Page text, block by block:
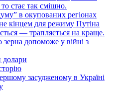
стає так смішно.
в окупованих регіонах
кінцем для режиму Путіна
— трапляється на краще.
зерна допоможе у війні з
долари
засудженому в Україні